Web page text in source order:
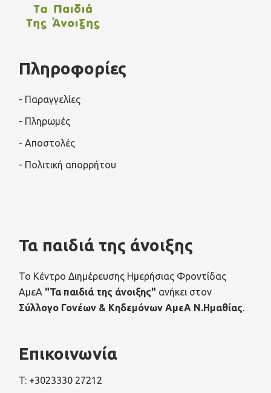
Πληροφορίες
- Παραγγελίες
- Πληρωμές
- Αποστολές
- Πολιτική απορρήτου
Τα παιδιά της άνοιξης
Το Κέντρο Διημέρευσης Ημερήσιας Φροντίδας
ΑμεΑ "Τα παιδιά της άνοιξης" ανήκει στον
Σύλλογο Γονέων & Κηδεμόνων ΑμεΑ Ν.Ημαθίας
Επικοινωνία
T: +3023330 27212